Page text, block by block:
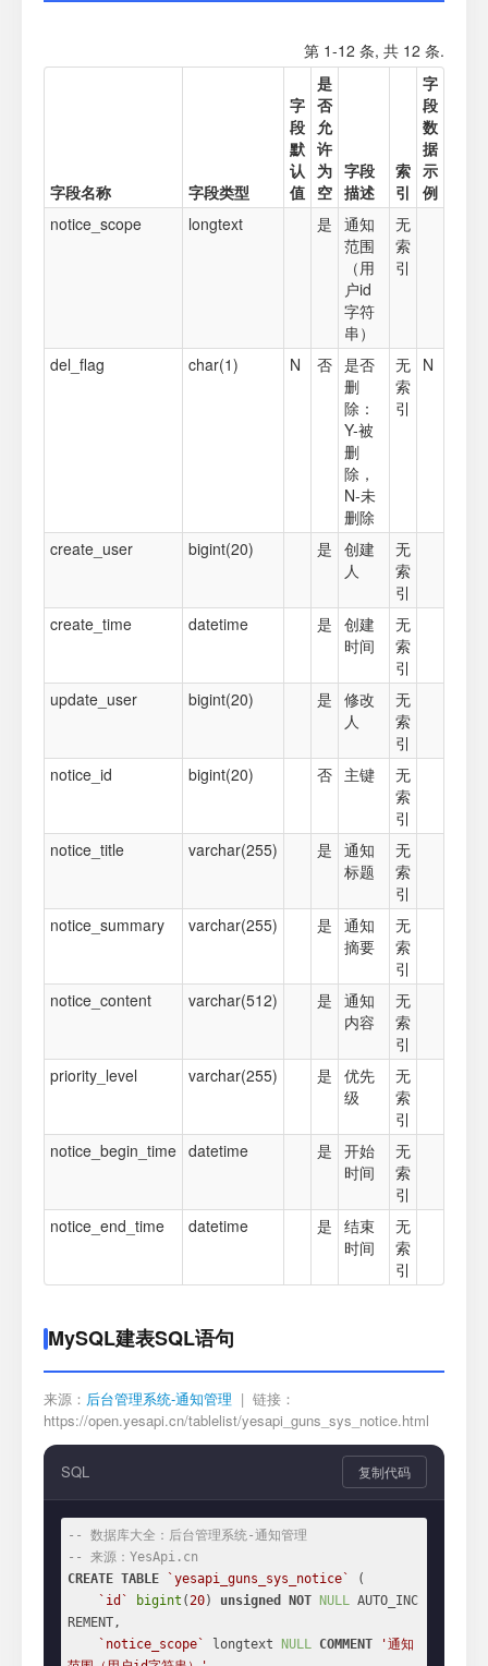
第 1-12 条, 共 12 条.
字段名称 字段类型
字
段
默
认
值
是
否
允
许
为
空
字段
描述
索
引
字
段
数
据
示
例
notice_scope
longtext 是 通知
范围
（用
户id
字符
串）
无
索
引
del_flag char(1) N 否 是否
删
除：
Y-被
删
除，
N-未
删除
无
索
引
N
create_user bigint(20) 是 创建
人
无
索
引
create_time
datetime 是 创建
时间
无
索
引
update_user
bigint(20) 是 修改
人
无
索
引
notice_id
bigint(20) 否 主键
无
索
引
notice_title
varchar(255) 是 通知
标题
无
索
引
notice_summary
varchar(255) 是 通知
摘要
无
索
引
notice_content
varchar(512) 是 通知
内容
无
索
引
priority_level
varchar(255) 是 优先
级
无
索
引
notice_begin_time datetime 是 开始
时间
无
索
引
notice_end_time
datetime 是 结束
时间
无
索
引
MySQL建表SQL语句
来源： 后台管理系统-通知管理 | 链接：
https://open.yesapi.cn/tablelist/yesapi_guns_sys_notice.html
SQL 复制代码
-- 数据库大全：后台管理系统-通知管理
-- 来源：YesApi.cn
CREATE TABLE `yesapi_guns_sys_notice`
(
`id`
bigint (20) unsigned NOT NULL AUTO_INC
REMENT,
`notice_scope`
longtext NULL COMMENT
'通知